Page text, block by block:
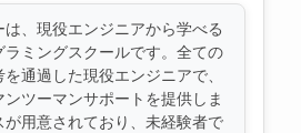
は、現役エンジニアから学べる
ラミングスクールです。全ての
通過した現役エンジニアで、
ツーマンサポートを提供しま
が用意されており、未経験者で